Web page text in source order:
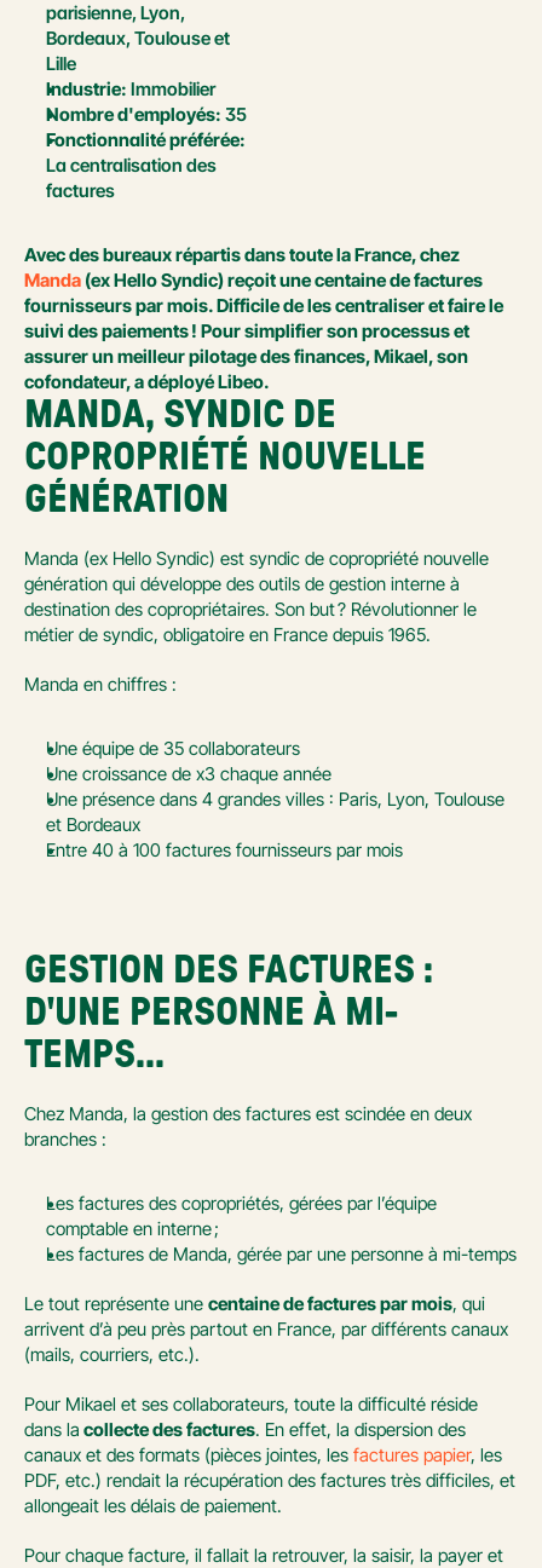
Manda (ex Hello Syndic) reçoit une centaine de factures
fournisseurs par mois. Difficile de les centraliser et faire le
suivi des paiements ! Pour simplifier son processus et
assurer un meilleur pilotage des finances, Mikael, son
cofondateur, a déployé Libeo.
MANDA, SYNDIC DE
COPROPRIÉTÉ NOUVELLE
GÉNÉRATION
Manda (ex Hello Syndic) est syndic de copropriété nouvelle
génération qui développe des outils de gestion interne à
destination des copropriétaires. Son but ? Révolutionner le
métier de syndic, obligatoire en France depuis 1965.
Manda en chiffres :
Une équipe de 35 collaborateurs
Une croissance de x3 chaque année
Une présence dans 4 grandes villes : Paris, Lyon, Toulouse
et Bordeaux
Entre 40 à 100 factures fournisseurs par mois
GESTION DES FACTURES :
D'UNE PERSONNE À MI-
TEMPS...
Chez Manda, la gestion des factures est scindée en deux
branches :
Les factures des copropriétés, gérées par l’équipe
comptable en interne ;
Les factures de Manda, gérée par une personne à mi-temps
Le tout représente une centaine de factures par mois, qui
arrivent d’à peu près partout en France, par différents canaux
(mails, courriers, etc.).
Pour Mikael et ses collaborateurs, toute la difficulté réside
dans la collecte des factures. En effet, la dispersion des
canaux et des formats (pièces jointes, les factures papier, les
PDF, etc.) rendait la récupération des factures très difficiles, et
allongeait les délais de paiement.
Pour chaque facture, il fallait la retrouver, la saisir, la payer et
parisienne, Lyon,
Bordeaux, Toulouse et
Lille
Industrie: Immobilier
Nombre d'employés: 35
Fonctionnalité préférée:
La centralisation des
factures